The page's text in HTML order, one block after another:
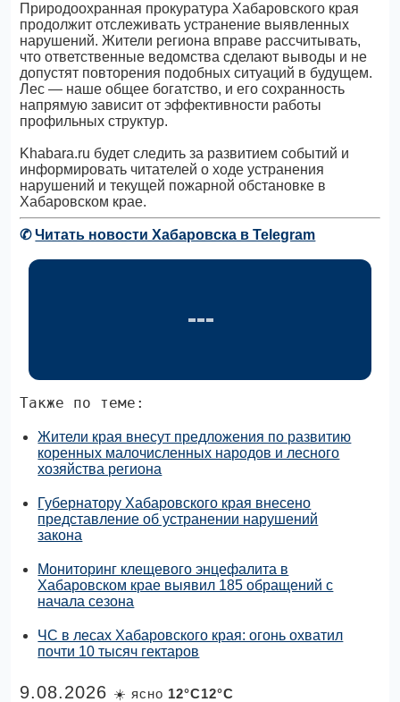
Природоохранная прокуратура Хабаровского края
продолжит отслеживать устранение выявленных
нарушений. Жители региона вправе рассчитывать,
что ответственные ведомства сделают выводы и не
допустят повторения подобных ситуаций в будущем.
Лес — наше общее богатство, и его сохранность
напрямую зависит от эффективности работы
профильных структур.
Khabara.ru будет следить за развитием событий и
информировать читателей о ходе устранения
нарушений и текущей пожарной обстановке в
Хабаровском крае.
✆Читать новости Хабаровска в Telegram
Также по теме:
Жители края внесут предложения по развитию
коренных малочисленных народов и лесного
хозяйства региона
Губернатору Хабаровского края внесено
представление об устранении нарушений
закона
Мониторинг клещевого энцефалита в
Хабаровском крае выявил 185 обращений с
начала сезона
ЧС в лесах Хабаровского края: огонь охватил
почти 10 тысяч гектаров
9.08.2026 ☀️ ясно 12°C12°C